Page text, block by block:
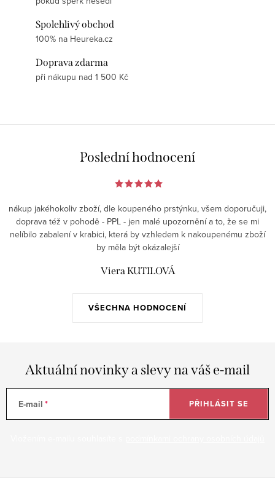
Spolehlivý obchod
100% na Heureka.cz
Doprava zdarma
při nákupu nad 1 500 Kč
Poslední hodnocení
VŠECHNA HODNOCENÍ
nákup jakéhokoliv zboží, dle koupeného prstýnku, všem doporučuji,
doprava též v pohodě - PPL - jen malé upozornění a to, že se mi
nelíbilo zabalení v krabici, která by vzhledem k nakoupenému zboží
by měla být okázalejší
Viera KUTILOVÁ
Aktuální novinky a slevy na váš e-mail
E-mail PŘIHLÁSIT SE